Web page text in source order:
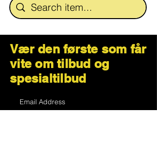
Vær den første som får
vite om tilbud og
spesialtilbud